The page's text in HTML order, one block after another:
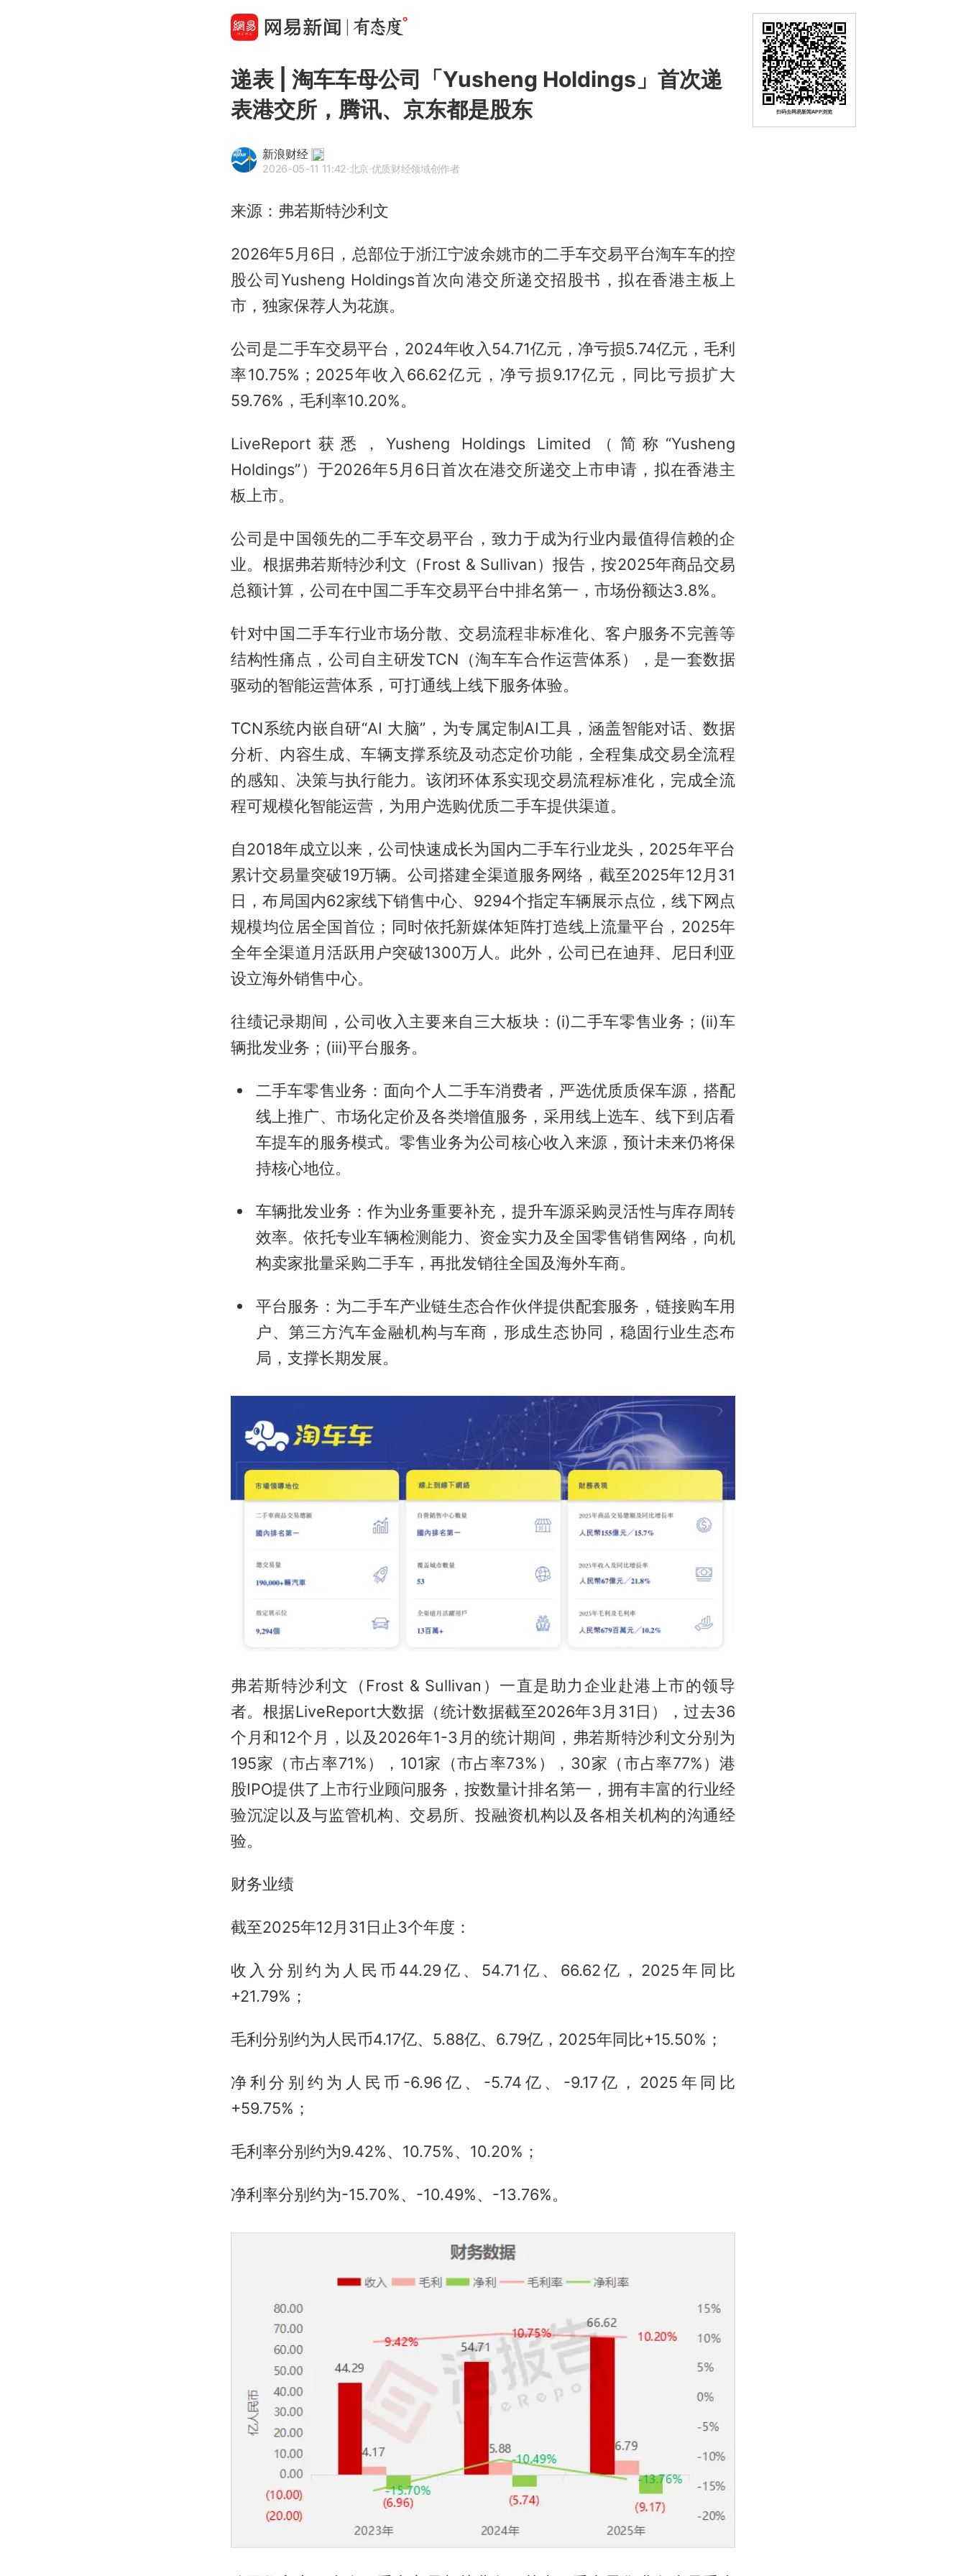
递表 | 淘车车母公司「Yusheng Holdings」首次递
表港交所，腾讯、京东都是股东
新浪财经
2026-05-11 11:42·北京·优质财经领域创作者
来源：弗若斯特沙利文
2026年5月6日，总部位于浙江宁波余姚市的二手车交易平台淘车车的控
股公司Yusheng Holdings首次向港交所递交招股书，拟在香港主板上
市，独家保荐人为花旗。
公司是二手车交易平台，2024年收入54.71亿元，净亏损5.74亿元，毛利
率10.75%；2025年收入66.62亿元，净亏损9.17亿元，同比亏损扩大
59.76%，毛利率10.20%。
LiveReport获悉，Yusheng Holdings Limited（简称“Yusheng
Holdings”）于2026年5月6日首次在港交所递交上市申请，拟在香港主
板上市。
公司是中国领先的二手车交易平台，致力于成为行业内最值得信赖的企
业。根据弗若斯特沙利文（Frost & Sullivan）报告，按2025年商品交易
总额计算，公司在中国二手车交易平台中排名第一，市场份额达3.8%。
针对中国二手车行业市场分散、交易流程非标准化、客户服务不完善等
结构性痛点，公司自主研发TCN（淘车车合作运营体系），是一套数据
驱动的智能运营体系，可打通线上线下服务体验。
TCN系统内嵌自研“AI 大脑”，为专属定制AI工具，涵盖智能对话、数据
分析、内容生成、车辆支撑系统及动态定价功能，全程集成交易全流程
的感知、决策与执行能力。该闭环体系实现交易流程标准化，完成全流
程可规模化智能运营，为用户选购优质二手车提供渠道。
自2018年成立以来，公司快速成长为国内二手车行业龙头，2025年平台
累计交易量突破19万辆。公司搭建全渠道服务网络，截至2025年12月31
日，布局国内62家线下销售中心、9294个指定车辆展示点位，线下网点
规模均位居全国首位；同时依托新媒体矩阵打造线上流量平台，2025年
全年全渠道月活跃用户突破1300万人。此外，公司已在迪拜、尼日利亚
设立海外销售中心。
往绩记录期间，公司收入主要来自三大板块：(i)二手车零售业务；(ii)车
辆批发业务；(iii)平台服务。
二手车零售业务：面向个人二手车消费者，严选优质质保车源，搭配
线上推广、市场化定价及各类增值服务，采用线上选车、线下到店看
车提车的服务模式。零售业务为公司核心收入来源，预计未来仍将保
持核心地位。
车辆批发业务：作为业务重要补充，提升车源采购灵活性与库存周转
效率。依托专业车辆检测能力、资金实力及全国零售销售网络，向机
构卖家批量采购二手车，再批发销往全国及海外车商。
平台服务：为二手车产业链生态合作伙伴提供配套服务，链接购车用
户、第三方汽车金融机构与车商，形成生态协同，稳固行业生态布
局，支撑长期发展。
弗若斯特沙利文（Frost & Sullivan）一直是助力企业赴港上市的领导
者。根据LiveReport大数据（统计数据截至2026年3月31日），过去36
个月和12个月，以及2026年1-3月的统计期间，弗若斯特沙利文分别为
195家（市占率71%），101家（市占率73%），30家（市占率77%）港
股IPO提供了上市行业顾问服务，按数量计排名第一，拥有丰富的行业经
验沉淀以及与监管机构、交易所、投融资机构以及各相关机构的沟通经
验。
财务业绩
截至2025年12月31日止3个年度：
收入分别约为人民币44.29亿、54.71亿、66.62亿，2025年同比
+21.79%；
毛利分别约为人民币4.17亿、5.88亿、6.79亿，2025年同比+15.50%；
净利分别约为人民币-6.96亿、-5.74亿、-9.17亿，2025年同比
+59.75%；
毛利率分别约为9.42%、10.75%、10.20%；
净利率分别约为-15.70%、-10.49%、-13.76%。
扫码去网易新闻APP浏览